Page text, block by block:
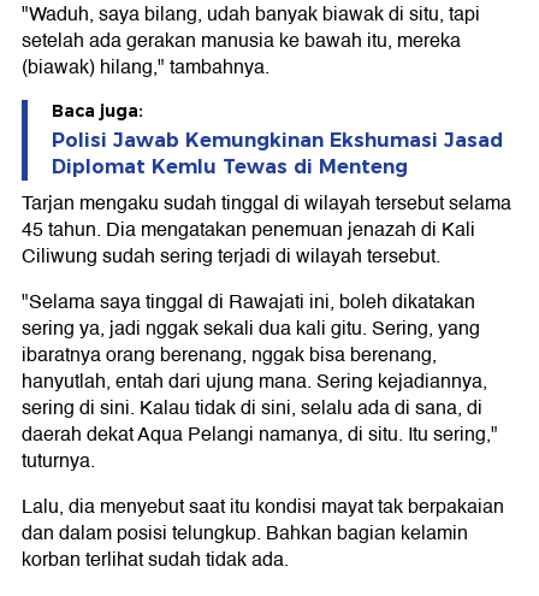
"Waduh, saya bilang, udah banyak biawak di situ, tapi
setelah ada gerakan manusia ke bawah itu, mereka
(biawak) hilang," tambahnya.
Baca juga:
Polisi Jawab Kemungkinan Ekshumasi Jasad
Diplomat Kemlu Tewas di Menteng
Tarjan mengaku sudah tinggal di wilayah tersebut selama
45 tahun. Dia mengatakan penemuan jenazah di Kali
Ciliwung sudah sering terjadi di wilayah tersebut.
"Selama saya tinggal di Rawajati ini, boleh dikatakan
sering ya, jadi nggak sekali dua kali gitu. Sering, yang
ibaratnya orang berenang, nggak bisa berenang,
hanyutlah, entah dari ujung mana. Sering kejadiannya,
sering di sini. Kalau tidak di sini, selalu ada di sana, di
daerah dekat Aqua Pelangi namanya, di situ. Itu sering,"
tuturnya.
Lalu, dia menyebut saat itu kondisi mayat tak berpakaian
dan dalam posisi telungkup. Bahkan bagian kelamin
korban terlihat sudah tidak ada.